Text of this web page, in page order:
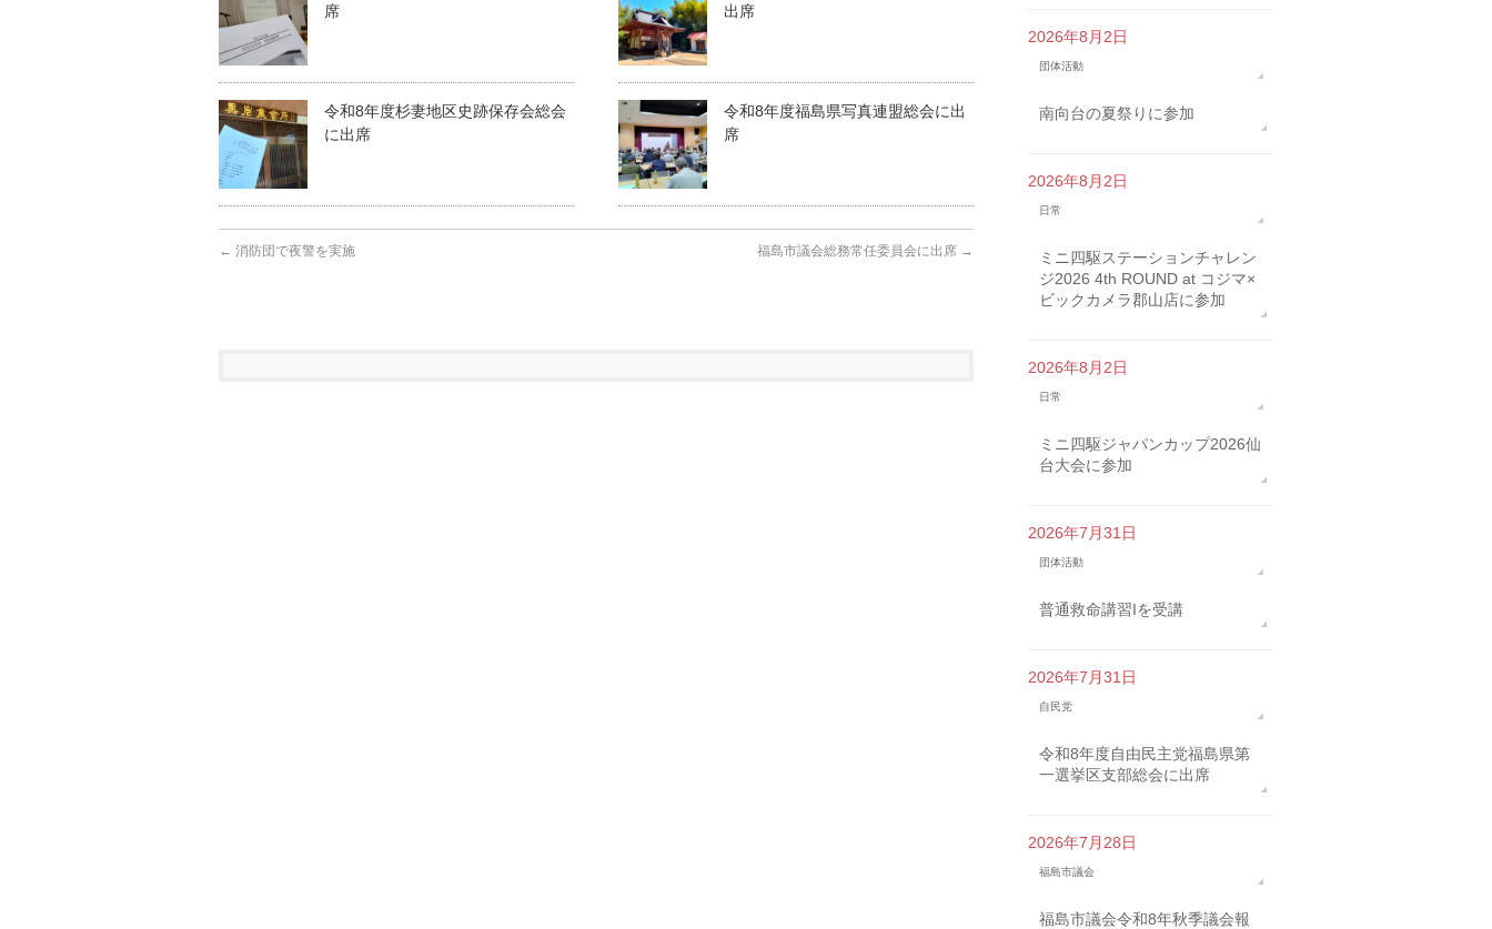
席
出席
令和8年度杉妻地区史跡保存会総会
に出席
令和8年度福島県写真連盟総会に出
席
← 消防団で夜警を実施 福島市議会総務常任委員会に出席 →
2026年8月2日
団体活動
南向台の夏祭りに参加
2026年8月2日
日常
ミニ四駆ステーションチャレン
ジ2026 4th ROUND at コジマ×
ビックカメラ郡山店に参加
2026年8月2日
日常
ミニ四駆ジャパンカップ2026仙
台大会に参加
2026年7月31日
団体活動
普通救命講習Iを受講
2026年7月31日
自民党
令和8年度自由民主党福島県第
一選挙区支部総会に出席
2026年7月28日
福島市議会
福島市議会令和8年秋季議会報